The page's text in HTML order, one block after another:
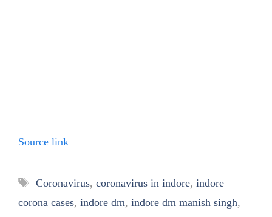
Source link
Tags
Coronavirus, coronavirus in indore, indore
corona cases, indore dm, indore dm manish singh,